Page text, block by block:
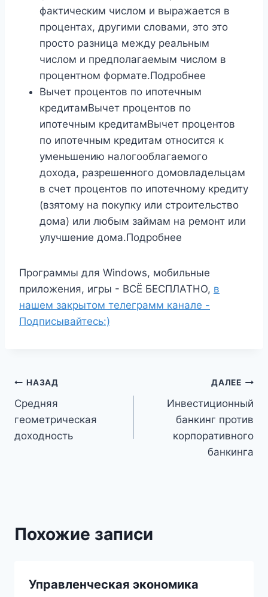
фактическим числом и выражается в
процентах, другими словами, это это
просто разница между реальным
числом и предполагаемым числом в
процентном формате.Подробнее
Вычет процентов по ипотечным
кредитамВычет процентов по
ипотечным кредитамВычет процентов
по ипотечным кредитам относится к
уменьшению налогооблагаемого
дохода, разрешенного домовладельцам
в счет процентов по ипотечному кредиту
(взятому на покупку или строительство
дома) или любым займам на ремонт или
улучшение дома.Подробнее
Программы для Windows, мобильные
приложения, игры - ВСЁ БЕСПЛАТНО, в
нашем закрытом телеграмм канале -
Подписывайтесь:)
Навигация
по
записям
НАЗАД
Средняя
геометрическая
доходность
ДАЛЕЕ
Инвестиционный
банкинг против
корпоративного
банкинга
Похожие записи
Управленческая экономика